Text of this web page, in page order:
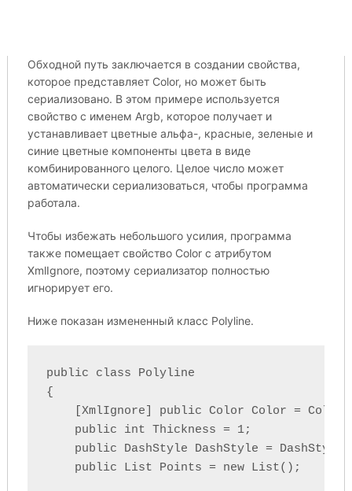
Обходной путь заключается в создании свойства,
которое представляет Color, но может быть
сериализовано. В этом примере используется
свойство с именем Argb, которое получает и
устанавливает цветные альфа-, красные, зеленые и
синие цветные компоненты цвета в виде
комбинированного целого. Целое число может
автоматически сериализоваться, чтобы программа
работала.
Чтобы избежать небольшого усилия, программа
также помещает свойство Color с атрибутом
XmlIgnore, поэтому сериализатор полностью
игнорирует его.
Ниже показан измененный класс Polyline.
public class Polyline
{
[XmlIgnore] public Color Color =
    public int Thickness = 1;
public DashStyle DashStyle =
    public List
Points = new List();